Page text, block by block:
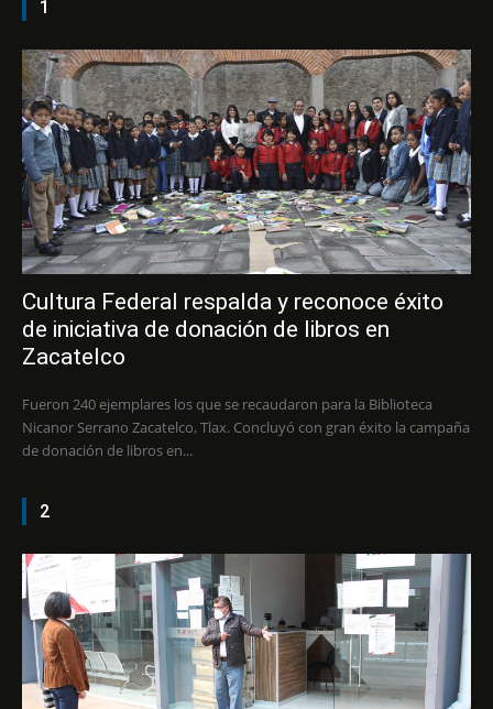
1
Cultura Federal respalda y reconoce éxito
de iniciativa de donación de libros en
Zacatelco
Fueron 240 ejemplares los que se recaudaron para la Biblioteca
Nicanor Serrano Zacatelco, Tlax. Concluyó con gran éxito la campaña
de donación de libros en...
2